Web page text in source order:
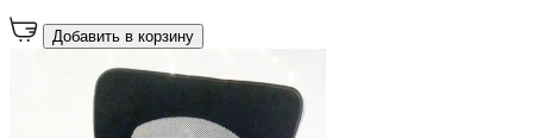
Добавить в корзину